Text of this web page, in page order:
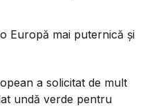
Europă mai puternică și
a solicitat de mult
undă verde pentru